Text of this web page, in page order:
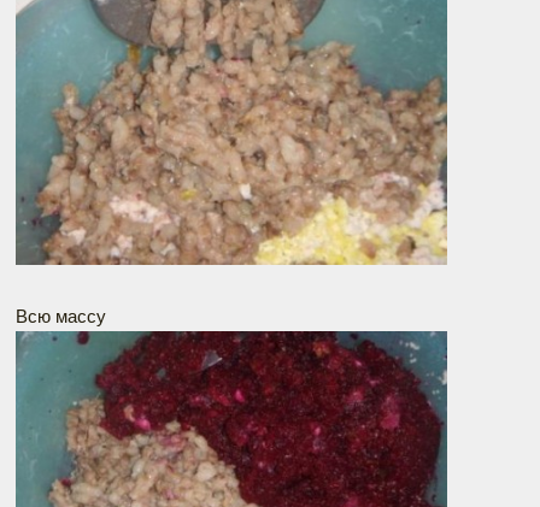
Всю массу